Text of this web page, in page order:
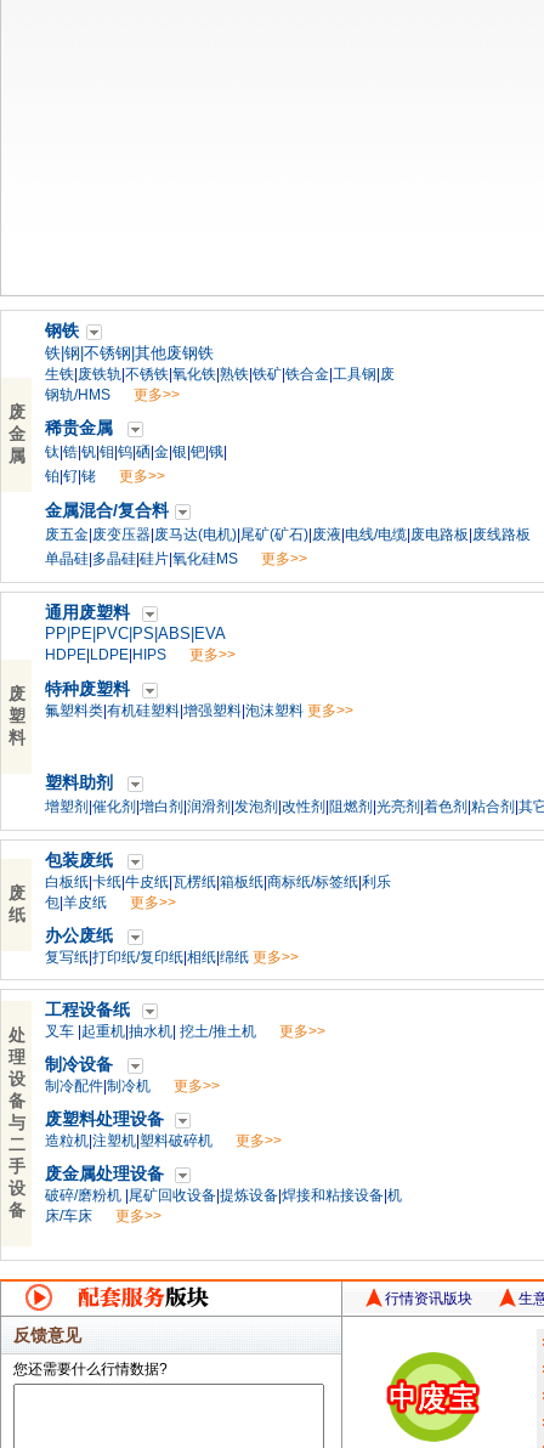
废
金
属
钢铁
铁 钢 不锈钢 其他废钢铁
生铁 废铁轨 不锈铁 氧化铁 熟铁 铁矿 铁合金 工具钢 废
钢轨/HMS
更多>>
稀贵金属
钛 锆 钒 钼 钨 硒 金 银 钯 锇
铂 钌 铑 更多>>
金属混合/复合料
废五金 废变压器 废马达(电机) 尾矿(矿石) 废液 电线/电缆 废电路板 废线路板
单晶硅 多晶硅 硅片 氧化硅MS 更多>>
废
塑
料
通用废塑料
PP PE PVC PS ABS EVA
HDPE LDPE HIPS 更多>>
特种废塑料
氟塑料类 有机硅塑料 增强塑料 泡沫塑料 更多>>
塑料助剂
增塑剂 催化剂 增白剂 润滑剂 发泡剂 改性剂 阻燃剂 光亮剂 着色剂 粘合剂 其
废
纸
包装废纸
白板纸 卡纸 牛皮纸 瓦楞纸 箱板纸 商标纸/标签纸 利乐
包 羊皮纸 更多>>
办公废纸
复写纸 打印纸/复印纸 相纸 绵纸 更多>>
处
理
设
备
与
二
手
设
备
工程设备纸
叉车 起重机 抽水机 挖土/推土机 更多>>
制冷设备
制冷配件 制冷机 更多>>
废塑料处理设备
造粒机 注塑机 塑料破碎机 更多>>
废金属处理设备
破碎/磨粉机 尾矿回收设备 提炼设备 焊接和粘接设备 机
床/车床
更多>>
反馈意见
您还需要什么行情数据?
行情资讯版块 生